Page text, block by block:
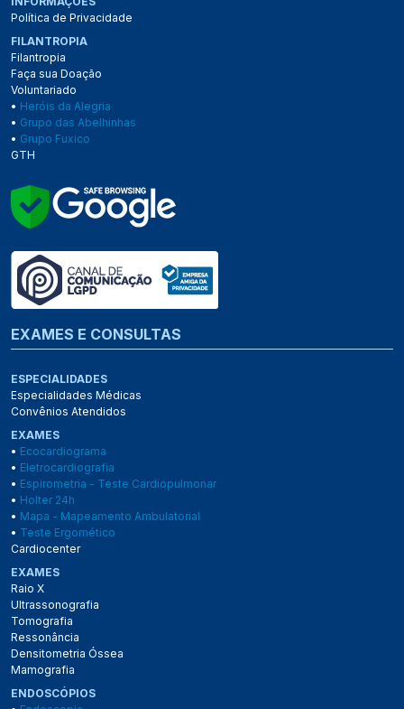
Política de Privacidade
FILANTROPIA
Filantropia
Faça sua Doação
Voluntariado
• Heróis da Alegria
• Grupo das Abelhinhas
• Grupo Fuxico
GTH
EXAMES E CONSULTAS
ESPECIALIDADES
Especialidades Médicas
Convênios Atendidos
EXAMES
• Ecocardiograma
• Eletrocardiografia
• Espirometria - Teste Cardiopulmonar
• Holter 24h
• Mapa - Mapeamento Ambulatorial
• Teste Ergomético
Cardiocenter
EXAMES
Raio X
Ultrassonografia
Tomografia
Ressonância
Densitometria Óssea
Mamografia
ENDOSCÓPIOS